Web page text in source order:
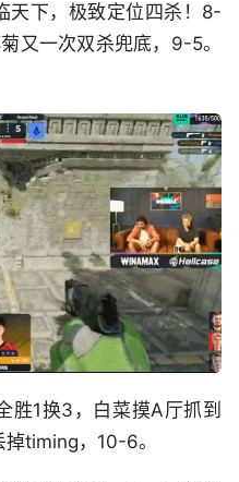
天下，极致定位四杀！8-
又一次双杀兜底，9-5。
胜1换3，白菜摸A厅抓到
timing，10-6。